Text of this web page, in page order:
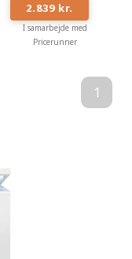
2.839 kr.
I samarbejde med
Pricerunner
1